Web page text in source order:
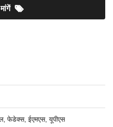
फेडेक्स, ईएमएस, यूपीएस